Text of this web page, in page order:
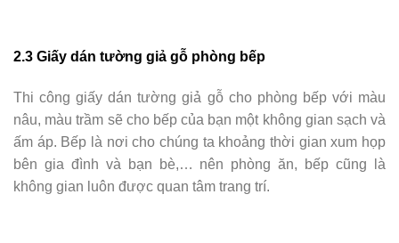
2.3 Giấy dán tường giả gỗ phòng bếp
Thi công giấy dán tường giả gỗ cho phòng bếp với màu
nâu, màu trầm sẽ cho bếp của bạn một không gian sạch và
ấm áp. Bếp là nơi cho chúng ta khoảng thời gian xum họp
bên gia đình và bạn bè,… nên phòng ăn, bếp cũng là
không gian luôn được quan tâm trang trí.